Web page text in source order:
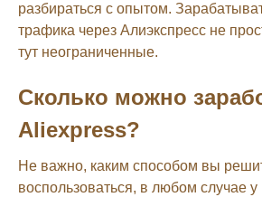
разбираться с опытом.
трафика через Алиэкспресс не
тут неограниченные.
Сколько можно
Aliexpress?
Не важно, каким способом вы
воспользоваться, в любом случае